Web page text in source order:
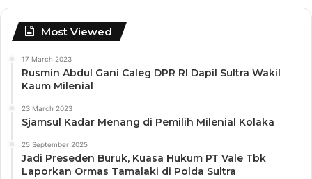
Most Viewed
17 March 2023
Rusmin Abdul Gani Caleg DPR RI Dapil Sultra Wakil
Kaum Milenial
23 March 2023
Sjamsul Kadar Menang di Pemilih Milenial Kolaka
25 September 2025
Jadi Preseden Buruk, Kuasa Hukum PT Vale Tbk
Laporkan Ormas Tamalaki di Polda Sultra